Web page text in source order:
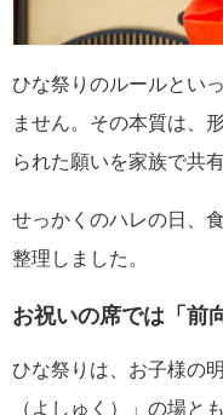
ひな祭りのルールとい
ません。その本質は、
られた願いを家族で共
せっかくのハレの日、
整理しました。
お祝いの席では「前
ひな祭りは、お子様の
（よしゅく）」の場と